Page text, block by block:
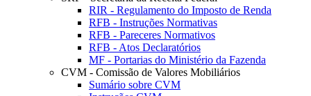
RIR - Regulamento do Imposto de Renda
RFB - Instruções Normativas
RFB - Pareceres Normativos
RFB - Atos Declaratórios
MF - Portarias do Ministério da Fazenda
CVM - Comissão de Valores Mobiliários
Sumário sobre CVM